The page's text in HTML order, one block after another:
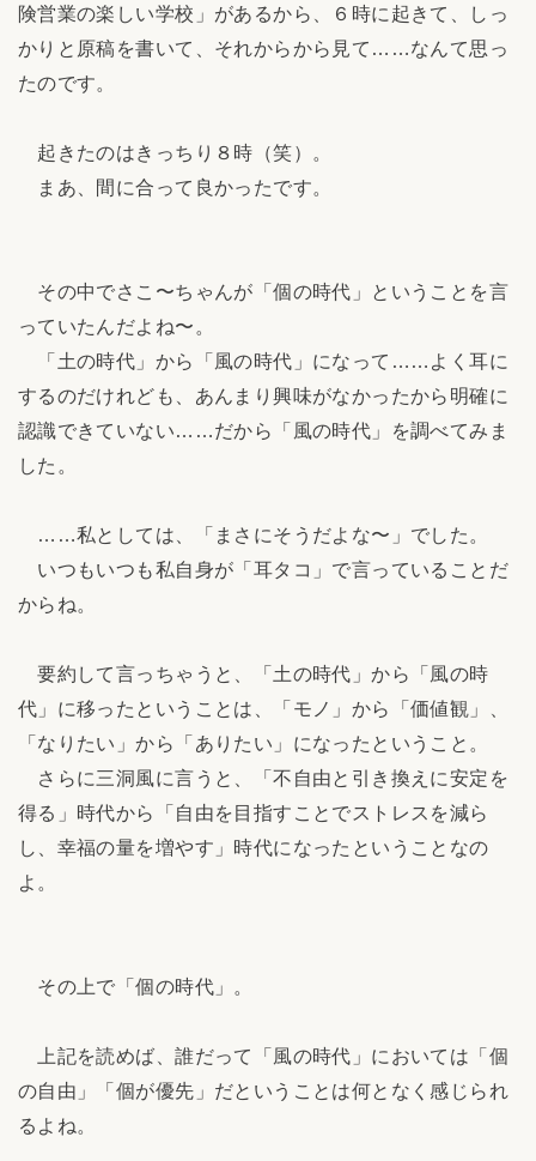
険営業の楽しい学校」があるから、６時に起きて、しっ
かりと原稿を書いて、それからから見て……なんて思っ
たのです。
起きたのはきっちり８時（笑）。
まあ、間に合って良かったです。
その中でさこ〜ちゃんが「個の時代」ということを言
っていたんだよね〜。
「土の時代」から「風の時代」になって……よく耳に
するのだけれども、あんまり興味がなかったから明確に
認識できていない……だから「風の時代」を調べてみま
した。
……私としては、「まさにそうだよな〜」でした。
いつもいつも私自身が「耳タコ」で言っていることだ
からね。
要約して言っちゃうと、「土の時代」から「風の時
代」に移ったということは、「モノ」から「価値観」、
「なりたい」から「ありたい」になったということ。
さらに三洞風に言うと、「不自由と引き換えに安定を
得る」時代から「自由を目指すことでストレスを減ら
し、幸福の量を増やす」時代になったということなの
よ。
その上で「個の時代」。
上記を読めば、誰だって「風の時代」においては「個
の自由」「個が優先」だということは何となく感じられ
るよね。